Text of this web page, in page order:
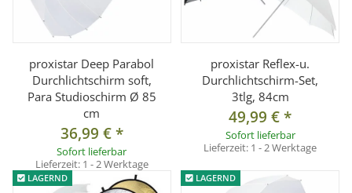
proxistar Deep Parabol
Durchlichtschirm soft,
Para Studioschirm Ø 85
cm
36,99 €*
Sofort lieferbar
Lieferzeit: 1 - 2 Werktage
proxistar Reflex-u.
Durchlichtschirm-Set,
3tlg, 84cm
49,99 €*
Sofort lieferbar
Lieferzeit: 1 - 2 Werktage
LAGERND LAGERND